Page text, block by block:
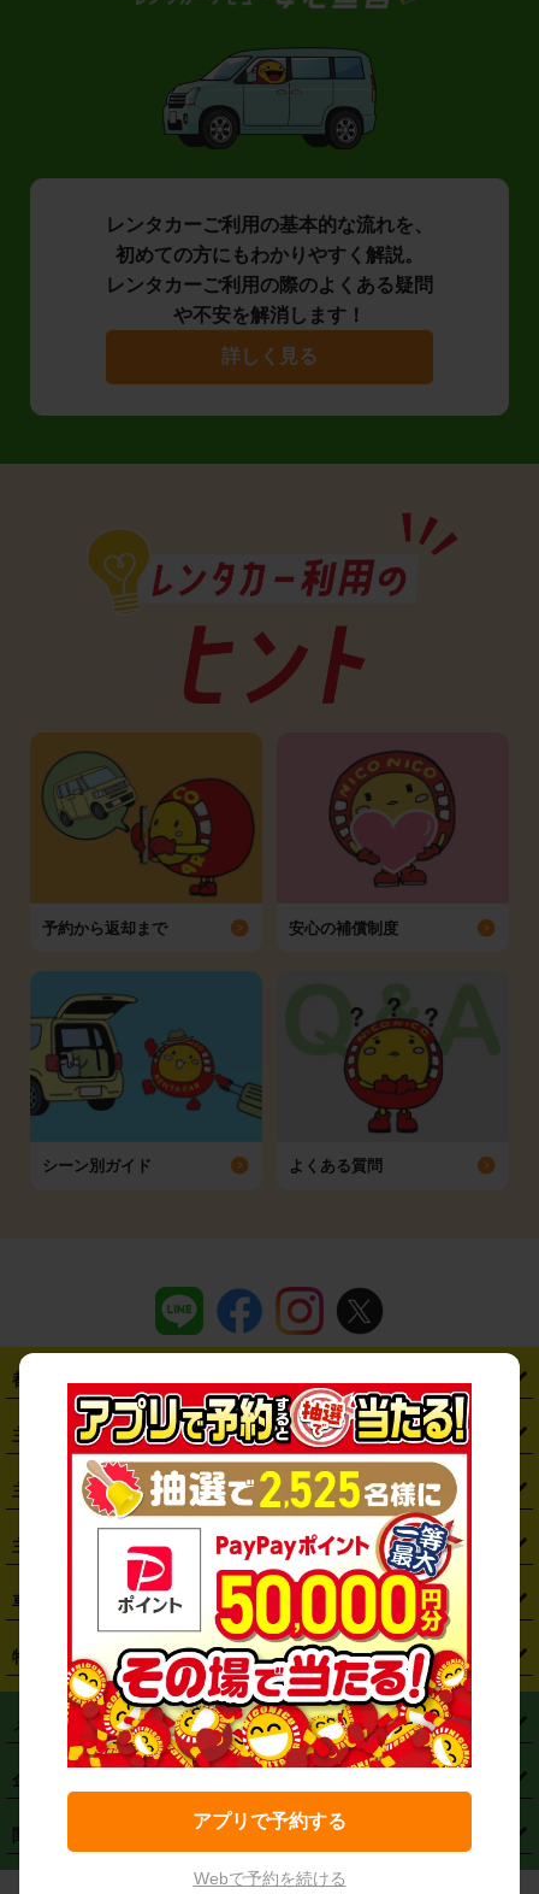
レンタカーご利用の基本的な流れを、
初めての方にもわかりやすく解説。
レンタカーご利用の際のよくある疑問
や不安を解消します！
詳しく見る
予約から返却まで 安心の補償制度
シーン別ガイド よくある質問
都道府県から探す
・ 北海道 ・青森県 ・岩手県 ・宮城県 ・秋田県 ・山形県
・東京都 ・神奈川県 ・埼玉県 ・千葉県 ・
・ 栃木県 ・群馬県 ・山梨県 ・愛知県 ・静岡県 ・岐阜県
・ 新潟県 富山県 ・石川県 ・福井県 ・大阪府
京都府 滋賀県 ・和歌山県 ・ 奈良県 ・三重県
・島根県 ・岡山県 ・広島県 ・山口県 ・徳島県
香川県 ・愛媛県 ・高知県 ・福岡県 ・佐賀県 ・長崎県
熊本県 ・大分県 ・宮崎県 ・鹿児島県 ・沖縄県
主要駅から探す
・ 札幌駅 ・仙台駅 ・新宿駅 ・池袋駅 ・渋谷駅 東京駅
・川崎駅 ・大宮駅 ・西船橋駅 ・柏駅 ・名古屋駅
・ 難波駅 三宮駅 ・京都駅 ・ 広島駅 ・博多駅
・ 那覇空港駅
主要空港から探す
・ 新千歳空港 仙台空港
・ 羽田空港
・ 中部国際空港セントレア 関西国際空港
・ 大阪国際空港（伊丹空港） ・神戸空港
・ 岡山空港 ・徳島空港
・ 福岡空港 ・鹿児島空港
・
主要都市から探す
・仙台市
・さいたま市
・ 横浜市 ・川崎市
相模原市 ・新潟市
静岡市 ・浜松市
・ 名古屋市 ・京都市
・ 堺市
・ ・岡山市
車種から探す
・コンパクトカー ・ステーションワゴン・セダン
ミニバン・ワンボックス ・ 高級ミニバン・ワンボックス
・ 軽トラック・商用バン
トラック・バン (タウンエースバン、ライトエースバン等)
(ハイエースバン・キャラバン等)
特徴から探す
ハイブリッド ・宅配レンタカー ・ETCカードレンタル
・ 長期レンタル ・ 深夜時間帯レンタル ・免責補償プラス
・
国際運転免許証 ・営業時間外返却サービス
メニュー
トップページ ・はじめての方へ ・ご利用案内
予約から返却まで
・店舗を探す
企業情報
ニュース ・フランチャイズ募集
関連サービス
カーリースなら「定額ニコノリパック」
アプリで予約する
Webで予約を続ける